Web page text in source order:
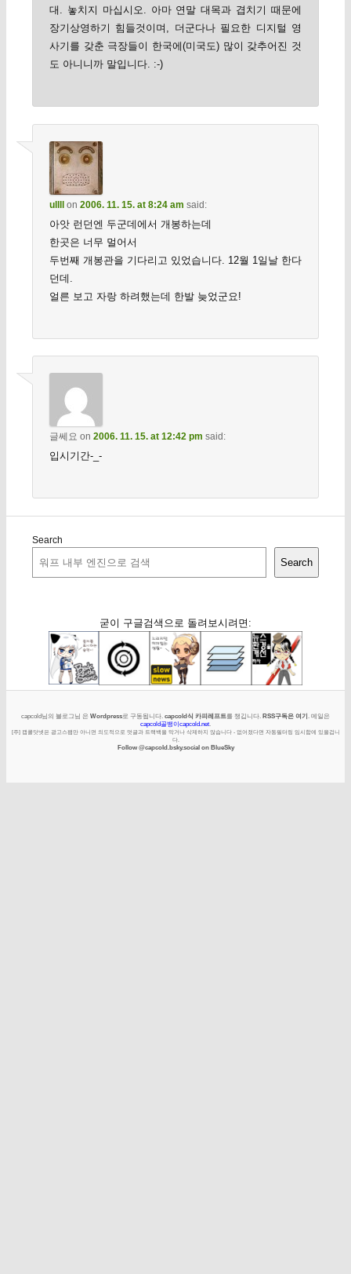
대. 놓치지 마십시오. 아마 연말 대목과 겹치기 때문에
장기상영하기 힘들것이며, 더군다나 필요한 디지털 영
사기를 갖춘 극장들이 한국에(미국도) 많이 갖추어진 것
도 아니니까 말입니다. :-)
ullllon 2006. 11. 15. at 8:24 am said:
아앗 런던엔 두군데에서 개봉하는데
한곳은 너무 멀어서
두번째 개봉관을 기다리고 있었습니다. 12월 1일날 한다
던데.
얼른 보고 자랑 하려했는데 한발 늦었군요!
글쎄요 on 2006. 11. 15. at 12:42 pm said:
입시기간-_-
Search
Search
굳이 구글검색으로 돌려보시려면:
capcold님의 블로그님 은 Wordpress로 구동됩니다. capcold식 카피레프트를 챙깁니다. RSS구독은 여기 . 메일은
capcold골뱅이capcold.net
[주] 캡콜닷넷은 광고스팸만 아니면 의도적으로 덧글과 트랙백을 막거나 삭제하지 않습니다 - 없어졌다면 자동필터링 임시함에 있을겁니
다.
Follow @capcold.bsky.social on BlueSky